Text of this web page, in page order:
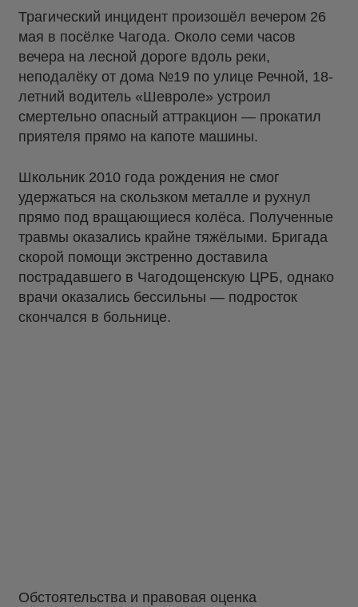
Трагический инцидент произошёл вечером 26
мая в посёлке Чагода. Около семи часов
вечера на лесной дороге вдоль реки,
неподалёку от дома №19 по улице Речной, 18-
летний водитель «Шевроле» устроил
смертельно опасный аттракцион — прокатил
приятеля прямо на капоте машины.
Школьник 2010 года рождения не смог
удержаться на скользком металле и рухнул
прямо под вращающиеся колёса. Полученные
травмы оказались крайне тяжёлыми. Бригада
скорой помощи экстренно доставила
пострадавшего в Чагодощенскую ЦРБ, однако
врачи оказались бессильны — подросток
скончался в больнице.
Обстоятельства и правовая оценка